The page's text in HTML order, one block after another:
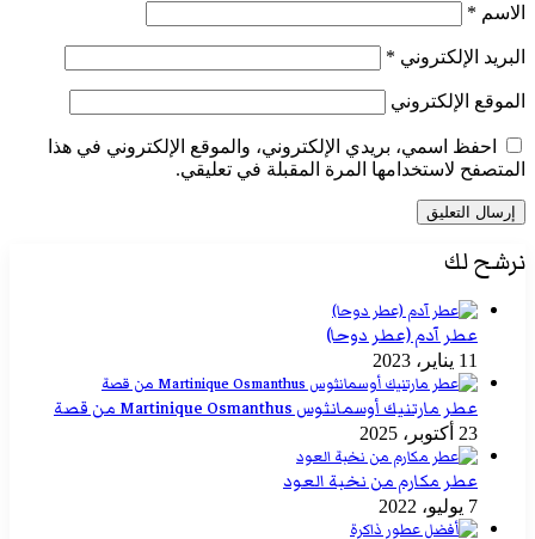
الاسم *
البريد الإلكتروني *
الموقع الإلكتروني
احفظ اسمي، بريدي الإلكتروني، والموقع الإلكتروني في هذا
المتصفح لاستخدامها المرة المقبلة في تعليقي.
نرشح لك
عطر آدم (عطر دوحا)
11 يناير، 2023
عطر مارتنيك أوسمانثوس Martinique Osmanthus من قصة
23 أكتوبر، 2025
عطر مكارم من نخبة العود
7 يوليو، 2022